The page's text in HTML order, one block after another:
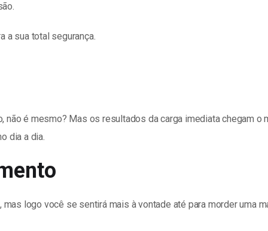
a sua total segurança.
não é mesmo? Mas os resultados da carga imediata chegam
dia a dia.
logo você se sentirá mais à vontade até para morder uma